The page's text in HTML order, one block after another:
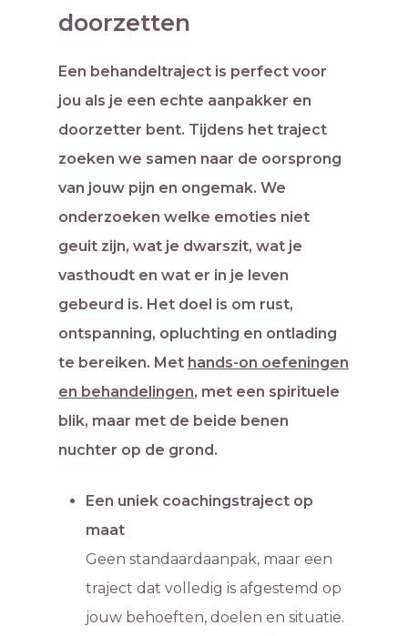
doorzetten
Een behandeltraject is perfect voor
jou als je een echte aanpakker en
doorzetter bent. Tijdens het traject
zoeken we samen naar de oorsprong
van jouw pijn en ongemak. We
onderzoeken welke emoties niet
geuit zijn, wat je dwarszit, wat je
vasthoudt en wat er in je leven
gebeurd is. Het doel is om rust,
ontspanning, opluchting en ontlading
te bereiken. Met hands-on oefeningen
en behandelingen, met een spirituele
blik, maar met de beide benen
nuchter op de grond.
Een uniek coachingstraject op
maat
Geen standaardaanpak, maar een
traject dat volledig is afgestemd op
jouw behoeften, doelen en situatie.